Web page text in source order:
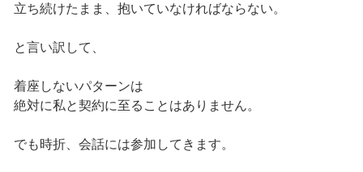
立ち続けたまま、抱いていなければならない。
と言い訳して、
着座しないパターンは
絶対に私と契約に至ることはありません。
でも時折、会話には参加してきます。